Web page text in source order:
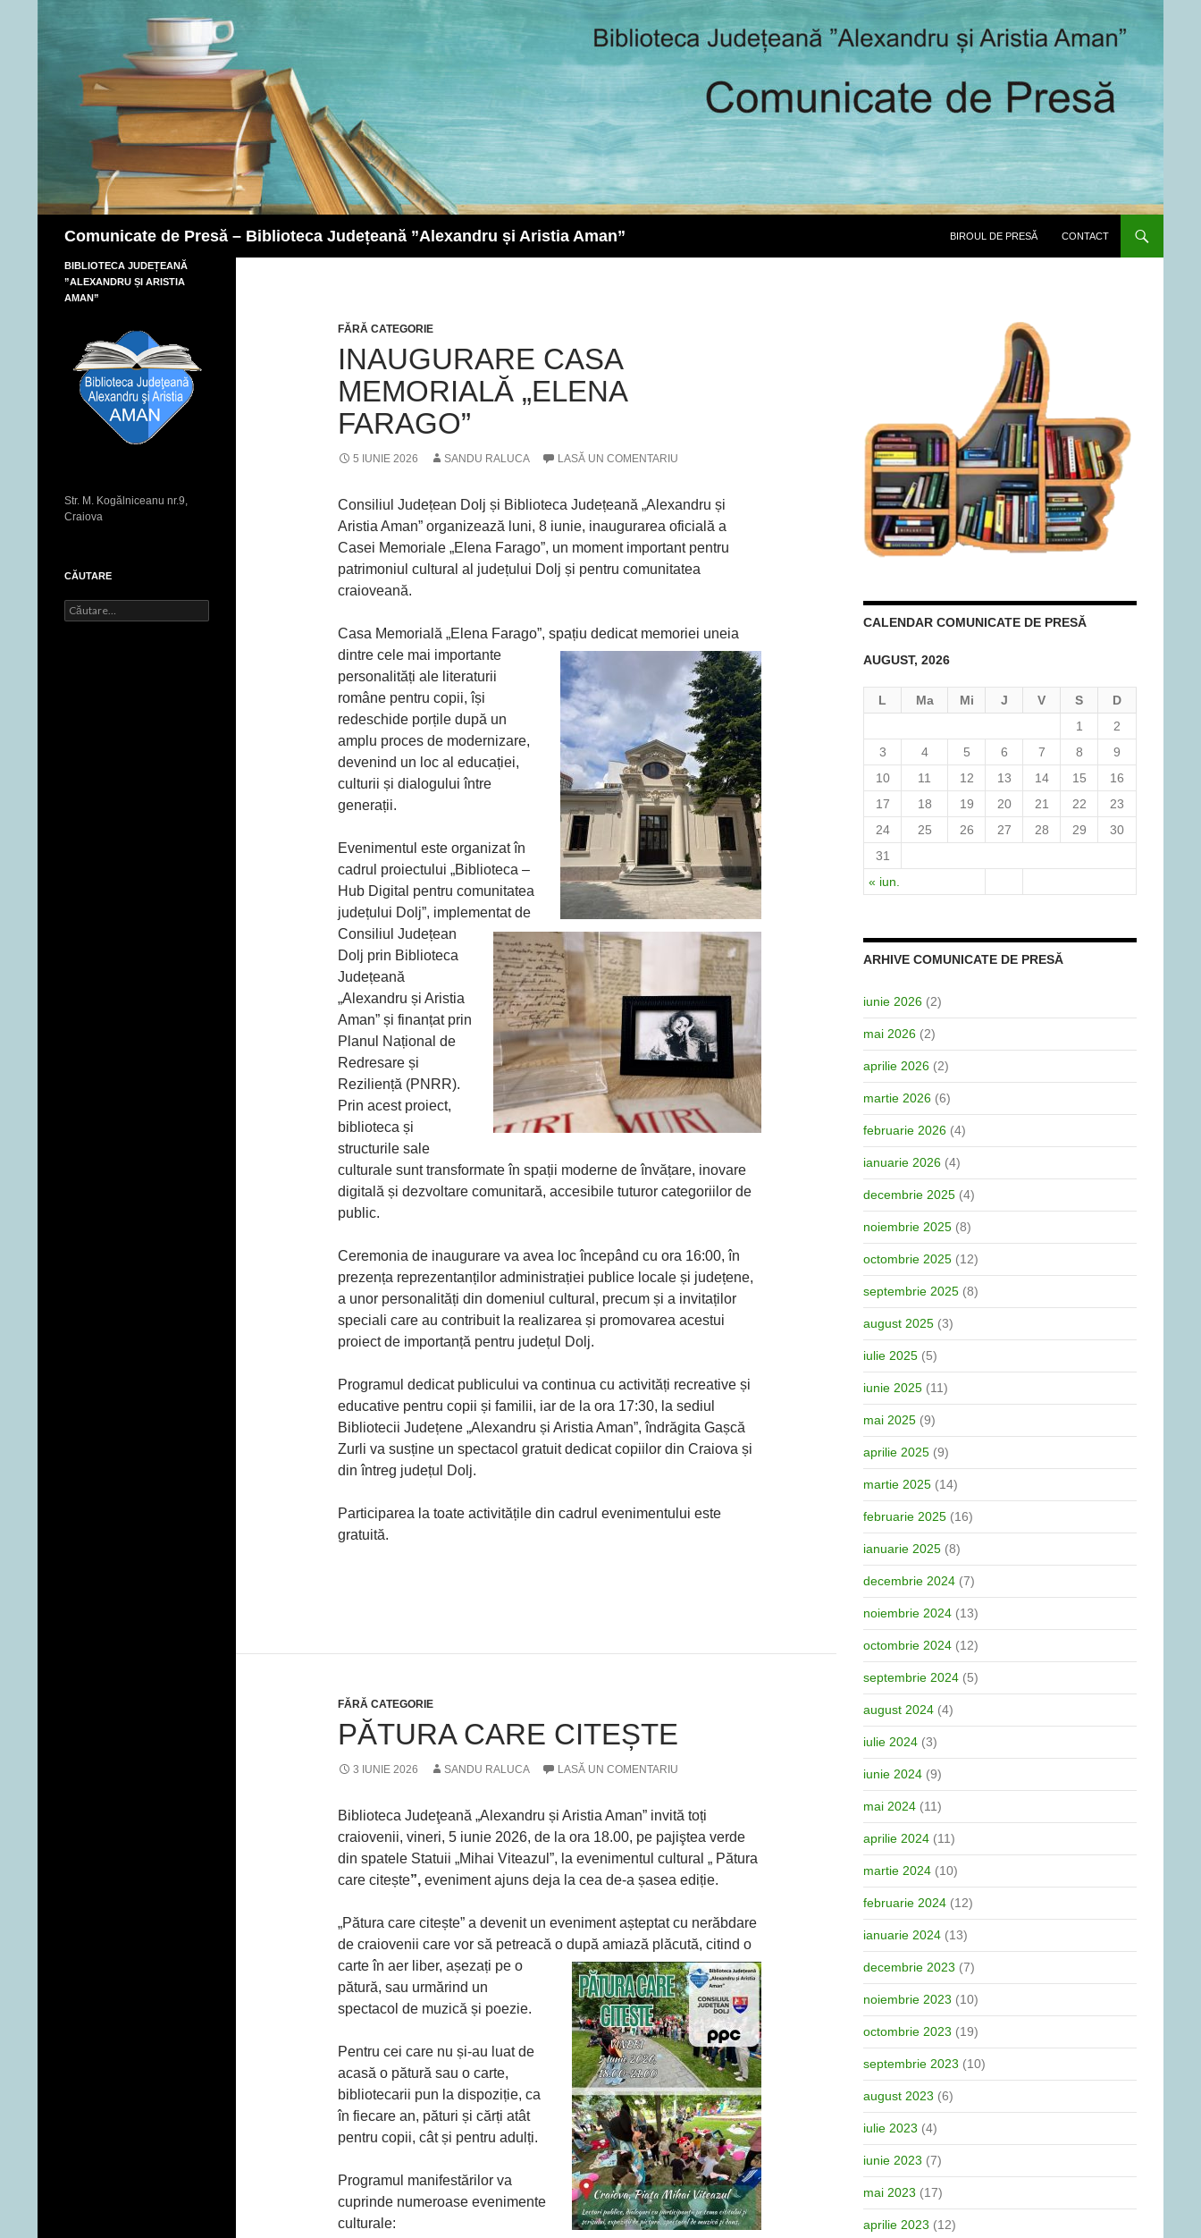
Comunicate de Presă – Biblioteca Județeană ”Alexandru și Aristia Aman”
BIROUL DE PRESĂ
CONTACT
FĂRĂ CATEGORIE
INAUGURARE CASA
MEMORIALĂ „ELENA
FARAGO”
5 IUNIE 2026 SANDU RALUCA LASĂ UN COMENTARIU
Consiliul Județean Dolj și Biblioteca Județeană „Alexandru și
Aristia Aman” organizează luni, 8 iunie, inaugurarea oficială a
Casei Memoriale „Elena Farago”, un moment important pentru
patrimoniul cultural al județului Dolj și pentru comunitatea
craioveană.
Casa Memorială „Elena Farago”, spațiu dedicat memoriei uneia
dintre cele mai importante
personalități ale literaturii
române pentru copii, își
redeschide porțile după un
amplu proces de modernizare,
devenind un loc al educației,
culturii și dialogului între
generații.
Evenimentul este organizat în
cadrul proiectului „Biblioteca –
Hub Digital pentru comunitatea
județului Dolj”, implementat de
Consiliul Județean
Dolj prin Biblioteca
Județeană
„Alexandru și Aristia
Aman” și finanțat prin
Planul Național de
Redresare și
Reziliență (PNRR).
Prin acest proiect,
biblioteca și
structurile sale
culturale sunt transformate în spații moderne de învățare, inovare
digitală și dezvoltare comunitară, accesibile tuturor categoriilor de
public.
Ceremonia de inaugurare va avea loc începând cu ora 16:00, în
prezența reprezentanților administrației publice locale și județene,
a unor personalități din domeniul cultural, precum și a invitaților
speciali care au contribuit la realizarea și promovarea acestui
proiect de importanță pentru județul Dolj.
Programul dedicat publicului va continua cu activități recreative și
educative pentru copii și familii, iar de la ora 17:30, la sediul
Bibliotecii Județene „Alexandru și Aristia Aman”, îndrăgita Gașcă
Zurli va susține un spectacol gratuit dedicat copiilor din Craiova și
din întreg județul Dolj.
Participarea la toate activitățile din cadrul evenimentului este
gratuită.
FĂRĂ CATEGORIE
PĂTURA CARE CITEȘTE
3 IUNIE 2026 SANDU RALUCA LASĂ UN COMENTARIU
Biblioteca Judeţeană „Alexandru și Aristia Aman” invită toți
craiovenii, vineri, 5 iunie 2026, de la ora 18.00, pe pajiştea verde
din spatele Statuii „Mihai Viteazul”, la evenimentul cultural „ Pătura
care citește”, eveniment ajuns deja la cea de-a șasea ediție.
„Pătura care citește” a devenit un eveniment așteptat cu nerăbdare
de craiovenii care vor să petreacă o după amiază plăcută, citind o
carte în aer liber, așezați pe o
pătură, sau urmărind un
spectacol de muzică și poezie.
Pentru cei care nu și-au luat de
acasă o pătură sau o carte,
bibliotecarii pun la dispoziție, ca
în fiecare an, pături și cărți atât
pentru copii, cât și pentru adulți.
Programul manifestărilor va
cuprinde numeroase evenimente
culturale:
CALENDAR COMUNICATE DE PRESĂ
AUGUST, 2026
L Ma Mi J V S D
« iun.
1
2
3
4 5 6 7 8
9
10
11 12 13 14 15
16
17
18 19 20 21 22
23
24
25 26 27 28 29
30
31
ARHIVE COMUNICATE DE PRESĂ
iunie 2026 (2)
mai 2026 (2)
aprilie 2026 (2)
martie 2026 (6)
februarie 2026 (4)
ianuarie 2026 (4)
decembrie 2025 (4)
noiembrie 2025 (8)
octombrie 2025 (12)
septembrie 2025 (8)
august 2025 (3)
iulie 2025 (5)
iunie 2025 (11)
mai 2025 (9)
aprilie 2025 (9)
martie 2025 (14)
februarie 2025 (16)
ianuarie 2025 (8)
decembrie 2024 (7)
noiembrie 2024 (13)
octombrie 2024 (12)
septembrie 2024 (5)
august 2024 (4)
iulie 2024 (3)
iunie 2024 (9)
mai 2024 (11)
aprilie 2024 (11)
martie 2024 (10)
februarie 2024 (12)
ianuarie 2024 (13)
decembrie 2023 (7)
noiembrie 2023 (10)
octombrie 2023 (19)
septembrie 2023 (10)
august 2023 (6)
iulie 2023 (4)
iunie 2023 (7)
mai 2023 (17)
aprilie 2023 (12)
BIBLIOTECA JUDEȚEANĂ
”ALEXANDRU ȘI ARISTIA
AMAN”
Str. M. Kogălniceanu nr.9,
Craiova
CĂUTARE
C
a